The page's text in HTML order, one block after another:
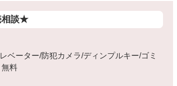
相談★
ベーター/防犯カメラ/ディンプルキー/ゴミ
料